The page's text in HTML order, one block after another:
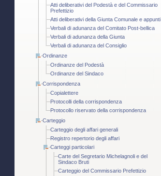
Atti deliberativi del Podestà e del Commissario
Prefettizio
Atti deliberativi della Giunta Comunale e appunti
Verbali di adunanza del Comitato Post-bellica
Verbali di adunanza della Giunta
Verbali di adunanza del Consiglio
Ordinanze
Ordinanze del Podestà
Ordinanze del Sindaco
Corrispondenza
Copialettere
Protocolli della corrispondenza
Protocollo riservato della corrispondenza
Carteggio
Carteggio degli affari generali
Registro repertorio degli affari
Carteggi particolari
Carte del Segretario Michelagnoli e del
Sindaco Bruti
Carteggio del Commissario Prefettizio